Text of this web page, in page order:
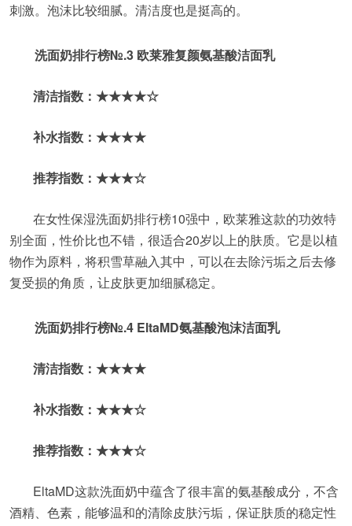
刺激。泡沫比较细腻。清洁度也是挺高的。
洗面奶排行榜№.3 欧莱雅复颜氨基酸洁面乳
清洁指数：★★★★☆
补水指数：★★★★
推荐指数：★★★☆
在女性保湿洗面奶排行榜10强中，欧莱雅这款的功效特
别全面，性价比也不错，很适合20岁以上的肤质。它是以植
物作为原料，将积雪草融入其中，可以在去除污垢之后去修
复受损的角质，让皮肤更加细腻稳定。
洗面奶排行榜№.4 EltaMD氨基酸泡沫洁面乳
清洁指数：★★★★
补水指数：★★★☆
推荐指数：★★★☆
EltaMD这款洗面奶中蕴含了很丰富的氨基酸成分，不含
酒精、色素，能够温和的清除皮肤污垢，保证肤质的稳定性